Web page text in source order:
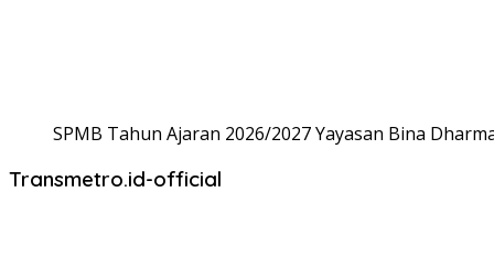
SPMB Tahun Ajaran 2026/2027 Yayasan Bina
Transmetro.id-official